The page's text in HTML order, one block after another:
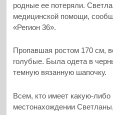
родные ее потеряли.
медицинской помощи,
«Регион 36».
Пропавшая ростом 170 см,
голубые. Была одета в
темную вязанную шапочку.
Всем, кто имеет какую-
местонахождении